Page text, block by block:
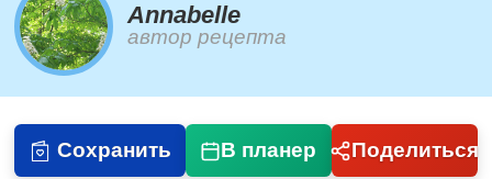
Annabelle
автор рецепта
Сохранить В планер Поделиться